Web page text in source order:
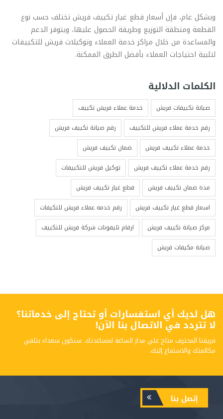
وبشكل عام، فإن أسعار قطع غيار تكييف فريش تختلف حسب نوع
القطعة ومنطقة التوزيع وطريقة الحصول عليها، ويتوفر الدعم
والمساعدة من خلال مراكز خدمة العملاء وتوكيلات فريش للتكييفات
لتلبية احتياجات العملاء بأفضل الطرق الممكنة.
الكلمات الدلالية
صيانة تكييفات فريش
خدمة عملاء فريش تكييف
رقم خدمة عملاء فريش للتكييف
رقم صيانة تكييف فريش
خدمة عملاء تكييف فريش
ضمان تكييف فريش
رقم خدمة عملاء تكييف فريش
توكيل فريش للتكييفات
مدة ضمان تكييف فريش
قطع غيار تكييف فريش
اسعار قطع غيار تكييف فريش
رقم خدمه عملاء فريش للتكيفات
مركز صيانة تكييف فريش
ارقام تليفونات شركة فريش للتكييف
صيانة مكيفات فريش
هل لديك أي استفسارات أو تحتاج إلى خدماتنا؟
لا تتردد في الاتصال بنا الآن!
فريقنا المحترف متاح على مدار الساعة لمساعدتك. سنكون سعداء بتلقي
مكالمتك والاستماع إليك.
إتصل بنا